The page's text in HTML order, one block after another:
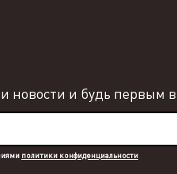
и будь первым в
политики конфиденциальности